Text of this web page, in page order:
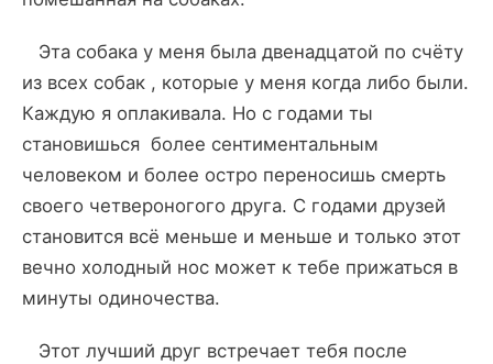
Эта собака у меня была двенадцатой по счёту
из всех собак , которые у меня когда либо были.
Каждую я оплакивала. Но с годами ты
становишься более сентиментальным
человеком и более остро переносишь смерть
своего четвероногого друга. С годами друзей
становится всё меньше и меньше и только этот
вечно холодный нос может к тебе прижаться в
минуты одиночества.
Этот лучший друг встречает тебя после